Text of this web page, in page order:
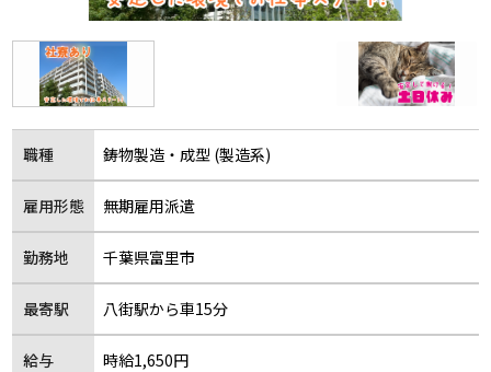
職種 鋳物製造・成型 (製造系)
雇用形態 無期雇用派遣
勤務地 千葉県富里市
最寄駅 八街駅から車15分
給与 時給1,650円